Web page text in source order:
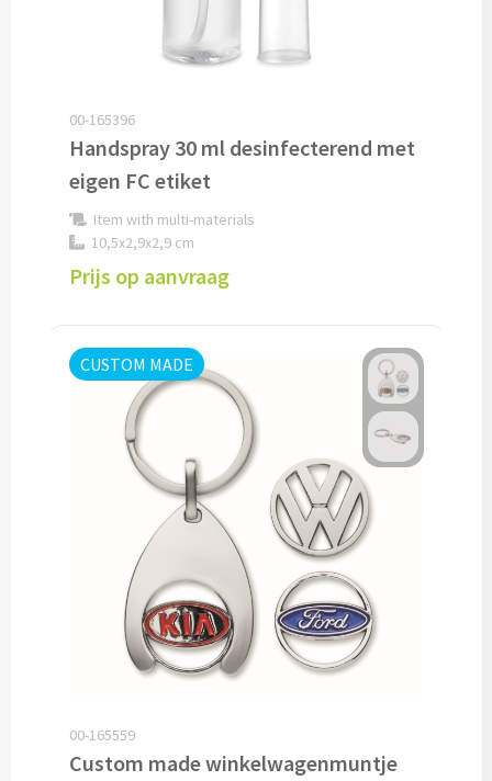
Wijngeschenken bedrukken
Cocktailsets bedrukken
Heupflesjes bedrukken
Proteine shakers bedrukken
Rietjes bedrukken
Alle drinkwaren
Custom made
Custom made drinkflessen
Custom made IZY Bottles
Lunchbekers bedrukken
00-165396
Handspray 30 ml desinfecterend met
eigen FC etiket
Item with multi-materials
10,5x2,9x2,9 cm
Prijs op aanvraag
CUSTOM MADE
00-165559
Custom made winkelwagenmuntje